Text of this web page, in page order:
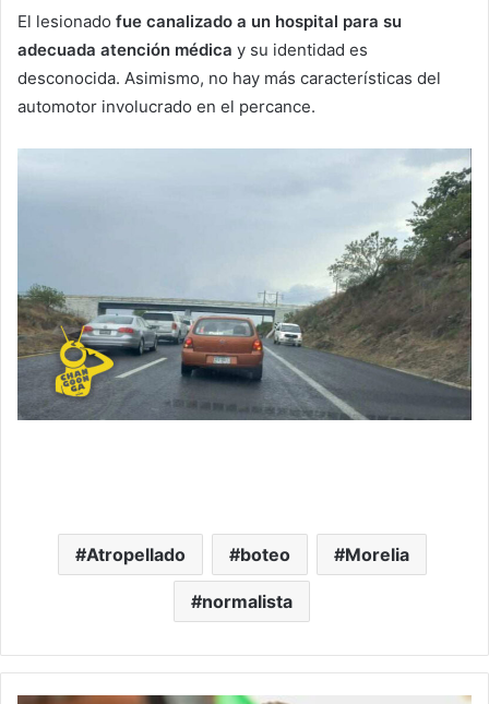
El lesionado fue canalizado a un hospital para su
adecuada atención médica y su identidad es
desconocida. Asimismo, no hay más características del
automotor involucrado en el percance.
Atropellado boteo Morelia
normalista